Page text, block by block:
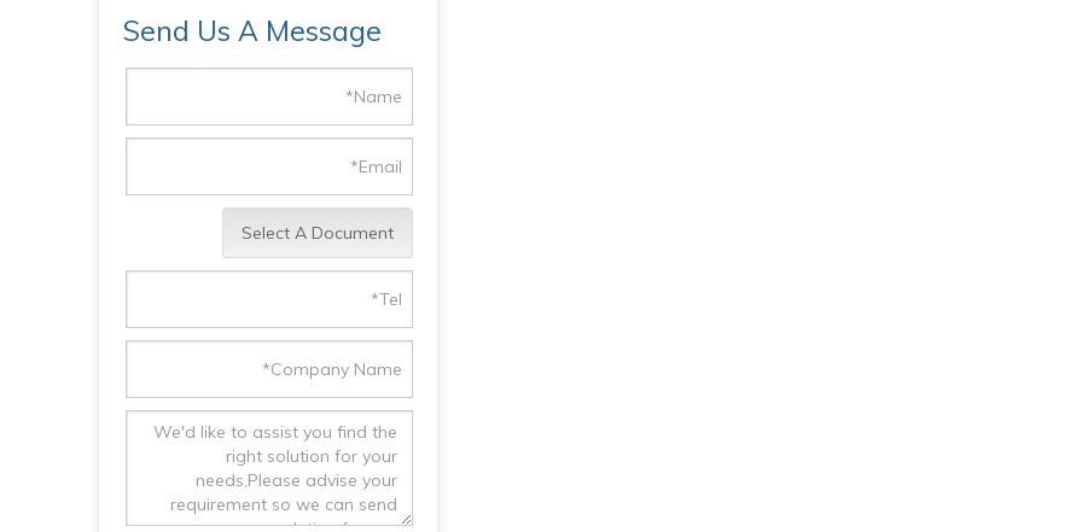
Send Us A Message
Select A Document